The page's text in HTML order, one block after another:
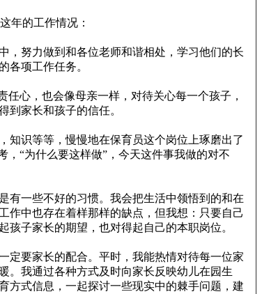
年的工作情况：
，努力做到和各位老师和谐相处，学习他们的长
各项工作任务。
心，也会像母亲一样，对待关心每一个孩子，
到家长和孩子的信任。
识等等，慢慢地在保育员这个岗位上琢磨出了
“为什么要这样做”，今天这件事我做的对不
有一些不好的习惯。我会把生活中领悟到的和在
作中也存在着样那样的缺点，但我想：只要自己
子家长的期望，也对得起自己的本职岗位。
定要家长的配合。平时，我能热情对待每一位家
。我通过各种方式及时向家长反映幼儿在园生
方式信息，一起探讨一些现实中的棘手问题，建